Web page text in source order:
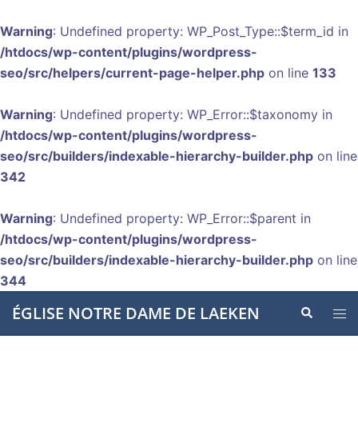
Warning: Undefined property: WP_Post_Type::$term_id in
/htdocs/wp-content/plugins/wordpress-
seo/src/helpers/current-page-helper.php on line 133
Warning: Undefined property: WP_Error::$taxonomy in
/htdocs/wp-content/plugins/wordpress-
seo/src/builders/indexable-hierarchy-builder.php on line
342
Warning: Undefined property: WP_Error::$parent in
/htdocs/wp-content/plugins/wordpress-
seo/src/builders/indexable-hierarchy-builder.php on line
344
Aller
auÉGLISE NOTRE DAME DE LAEKEN
le